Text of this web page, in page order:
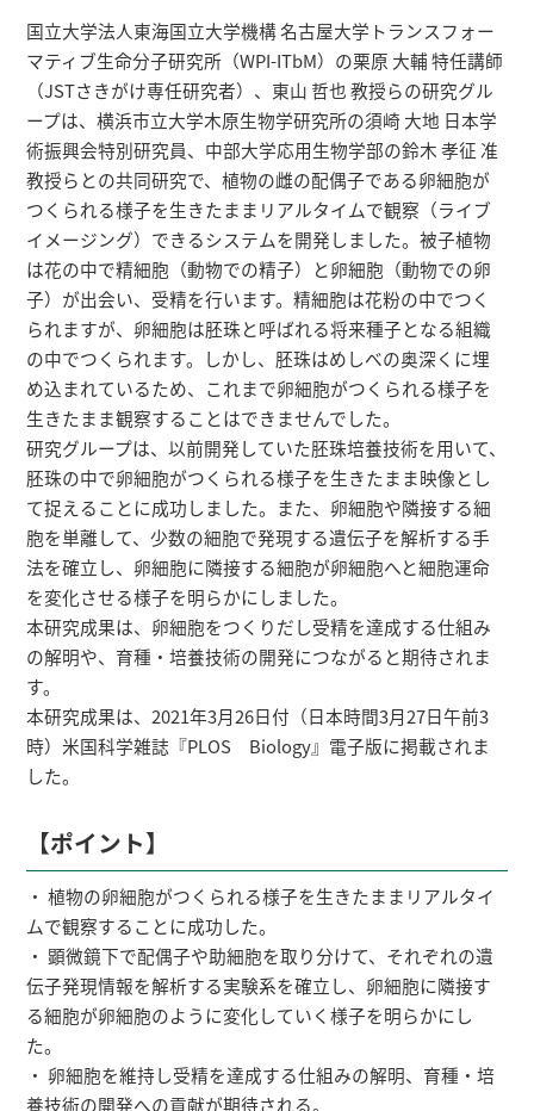
研究者総覧
国立大学法人東海国立大学機構 名古屋大学トランスフォー
マティブ生命分子研究所（WPI-ITbM）の栗原 大輔 特任講師
（JSTさきがけ専任研究者）、東山 哲也 教授らの研究グル
ープは、横浜市立大学木原生物学研究所の須崎 大地 日本学
術振興会特別研究員、中部大学応用生物学部の鈴木 孝征 准
教授らとの共同研究で、植物の雌の配偶子である卵細胞が
つくられる様子を生きたままリアルタイムで観察（ライブ
イメージング）できるシステムを開発しました。被子植物
は花の中で精細胞（動物での精子）と卵細胞（動物での卵
子）が出会い、受精を行います。精細胞は花粉の中でつく
られますが、卵細胞は胚珠と呼ばれる将来種子となる組織
の中でつくられます。しかし、胚珠はめしべの奥深くに埋
め込まれているため、これまで卵細胞がつくられる様子を
生きたまま観察することはできませんでした。
研究グループは、以前開発していた胚珠培養技術を用いて、
胚珠の中で卵細胞がつくられる様子を生きたまま映像とし
て捉えることに成功しました。また、卵細胞や隣接する細
胞を単離して、少数の細胞で発現する遺伝子を解析する手
法を確立し、卵細胞に隣接する細胞が卵細胞へと細胞運命
を変化させる様子を明らかにしました。
本研究成果は、卵細胞をつくりだし受精を達成する仕組み
の解明や、育種・培養技術の開発につながると期待されま
す。
本研究成果は、2021年3月26日付（日本時間3月27日午前3
時）米国科学雑誌『PLOS Biology』電子版に掲載されま
した。
【ポイント】
・ 植物の卵細胞がつくられる様子を生きたままリアルタイ
ムで観察することに成功した。
・ 顕微鏡下で配偶子や助細胞を取り分けて、それぞれの遺
伝子発現情報を解析する実験系を確立し、卵細胞に隣接す
る細胞が卵細胞のように変化していく様子を明らかにし
た。
・ 卵細胞を維持し受精を達成する仕組みの解明、育種・培
養技術の開発への貢献が期待される。